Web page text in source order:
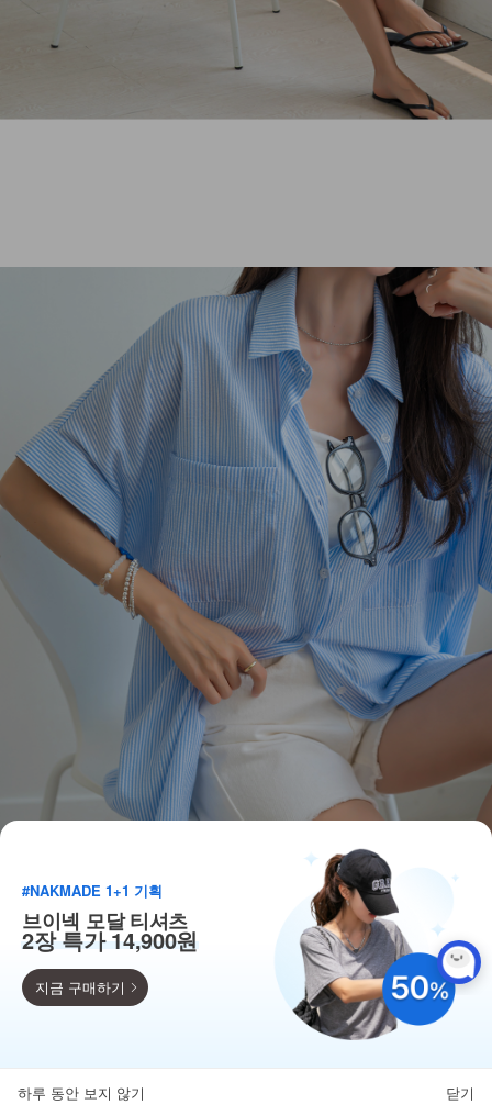
득템찬스
#NAKMADE 1+1 기획
브이넥 모달 티셔츠
2장 특가 14,900원
지금 구매하기
하루 동안 보지 않기 닫기
뒤로가기 카테고리 마이페이지